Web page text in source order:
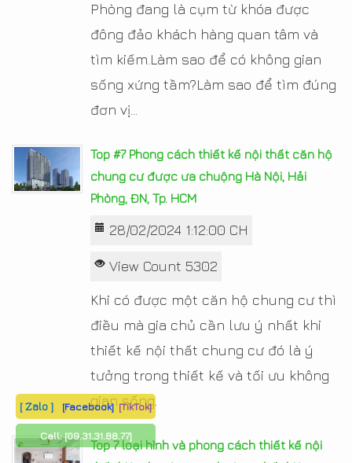
Phòng đang là cụm từ khóa được
đông đảo khách hàng quan tâm và
tìm kiếm.Làm sao để có không gian
sống xứng tầm?Làm sao để tìm đúng
đơn vị...
Top #7 Phong cách thiết kế nội thất căn hộ
chung cư được ưa chuộng Hà Nội, Hải
Phòng, ĐN, Tp. HCM
28/02/2024 1:12:00 CH
View Count 5302
Khi có được một căn hộ chung cư thì
điều mà gia chủ cần lưu ý nhất khi
thiết kế nội thất chung cư đó là ý
tưởng trong thiết kế và tối ưu không
gian sống.
Top 7 loại hình và phong cách thiết kế nội
[ Zalo ] [Facebook] [TikTok]
Call:[09.31.31.88.77]